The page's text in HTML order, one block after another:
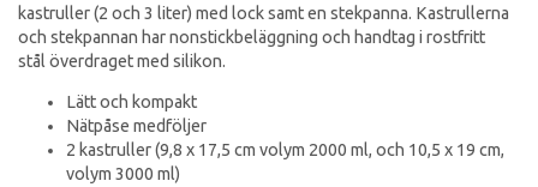
kastruller (2 och 3 liter) med lock samt en stekpanna. Kastrullerna
och stekpannan har nonstickbeläggning och handtag i rostfritt
stål överdraget med silikon.
Lätt och kompakt
Nätpåse medföljer
2 kastruller (9,8 x 17,5 cm volym 2000 ml, och 10,5 x 19 cm,
volym 3000 ml)